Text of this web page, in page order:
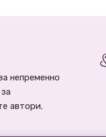
непременно
автори.